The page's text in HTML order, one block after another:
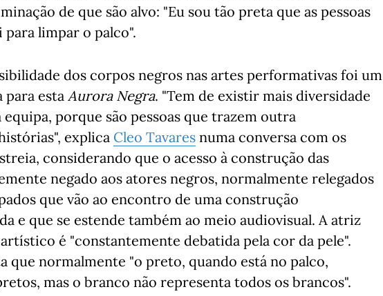
de que são alvo: "Eu sou tão preta que as pessoas
limpar o palco".
dos corpos negros nas artes performativas foi um
para esta Aurora Negra. "Tem de existir mais diversidade
porque são pessoas que trazem outra
explica Cleo Tavares numa conversa com os
considerando que o acesso à construção das
negado aos atores negros, normalmente relegados
que vão ao encontro de uma construção
e que se estende também ao meio audiovisual. A atriz
é "constantemente debatida pela cor da pele".
que normalmente "o preto, quando está no palco,
mas o branco não representa todos os brancos".